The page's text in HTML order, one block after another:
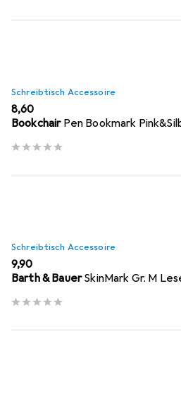
Schreibtisch Accessoire
EUR
8,60
Bookchair Pen Bookmark
Schreibtisch Accessoire
EUR
9,90
Barth & BauerSkinMark Gr. M